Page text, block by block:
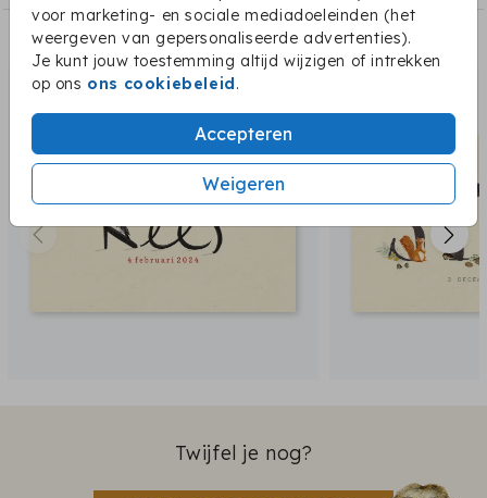
voor marketing- en sociale mediadoeleinden (het
weergeven van gepersonaliseerde advertenties).
Je kunt jouw toestemming altijd wijzigen of intrekken
op ons ons cookiebeleid.
Accepteren
Weigeren
Dit vind je misschien ook leuk:
Twijfel je nog?